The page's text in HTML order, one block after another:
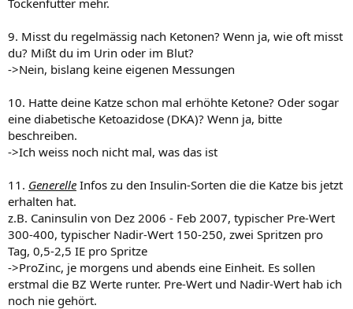
9. Misst du regelmässig nach Ketonen? Wenn ja, wie oft misst
du? Mißt du im Urin oder im Blut?
->Nein, bislang keine eigenen Messungen
10. Hatte deine Katze schon mal erhöhte Ketone? Oder sogar
eine diabetische Ketoazidose (DKA)? Wenn ja, bitte
beschreiben.
->Ich weiss noch nicht mal, was das ist
11. Generelle Infos zu den Insulin-Sorten die die Katze bis jetzt
erhalten hat.
z.B. Caninsulin von Dez 2006 - Feb 2007, typischer Pre-Wert
300-400, typischer Nadir-Wert 150-250, zwei Spritzen pro
Tag, 0,5-2,5 IE pro Spritze
->ProZinc, je morgens und abends eine Einheit. Es sollen
erstmal die BZ Werte runter. Pre-Wert und Nadir-Wert hab ich
noch nie gehört.